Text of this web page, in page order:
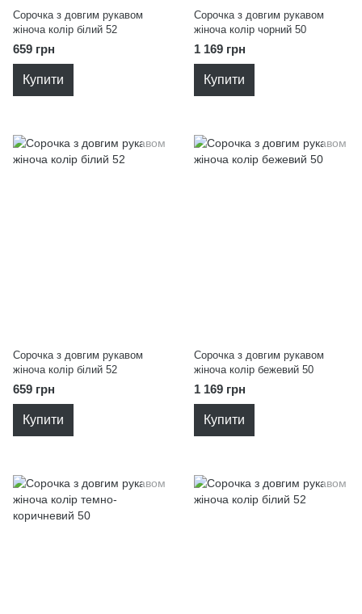
Сорочка з довгим рукавом
жіноча колір білий 52
659 грн
Купити
Сорочка з довгим рукавом
жіноча колір чорний 50
1 169 грн
Купити
Сорочка з довгим рукавом
жіноча колір білий 52
659 грн
Купити
Сорочка з довгим рукавом
жіноча колір бежевий 50
1 169 грн
Купити